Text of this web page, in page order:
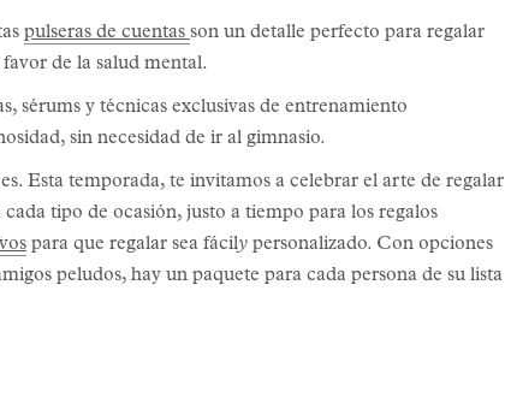
pulseras de cuentas son un detalle perfecto para regalar
de la salud mental.
sérums y técnicas exclusivas de entrenamiento
sin necesidad de ir al gimnasio.
Esta temporada, te invitamos a celebrar el arte de regalar
tipo de ocasión, justo a tiempo para los regalos
para que regalar sea fácily personalizado. Con opciones
peludos, hay un paquete para cada persona de su lista